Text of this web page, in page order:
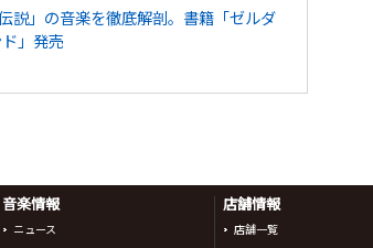
説」の音楽を徹底解剖。書籍「ゼルダ
」発売
音楽情報
ニュース
店舗情報
店舗一覧